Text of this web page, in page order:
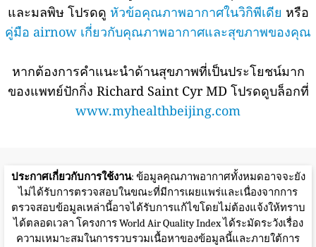
และมลพิษ โปรดดู หัวข้อคุณภาพอากาศในวิกิพีเดีย หรือ
คู่มือ airnow เกี่ยวกับคุณภาพอากาศและสุขภาพของคุณ
หากต้องการคำแนะนำด้านสุขภาพที่เป็นประโยชน์มาก
ของแพทย์ปักกิ่ง Richard Saint Cyr MD โปรดดูบล็อกที่
www.myhealthbeijing.com
ประกาศเกี่ยวกับการใช้งาน: ข้อมูลคุณภาพอากาศทั้งหมดอาจจะยัง
ไม่ได้รับการตรวจสอบในขณะที่มีการเผยแพร่และเนื่องจากการ
ตรวจสอบข้อมูลเหล่านี้อาจได้รับการแก้ไขโดยไม่ต้องแจ้งให้ทราบ
ได้ตลอดเวลา โครงการ World Air Quality Index ได้ระมัดระวังเรื่อง
ความเหมาะสมในการรวบรวมเนื้อหาของข้อมูลนี้และภายใต้การ